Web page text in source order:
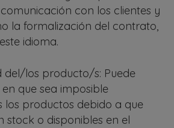
con los clientes y
la formalización del contrato,
idioma.
del/los producto/s: Puede
que sea imposible
los productos debido a que
stock o disponibles en el